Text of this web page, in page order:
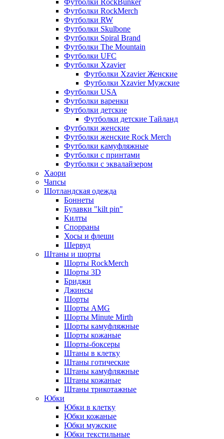
Футболки RockMerch
Футболки RW
Футболки Skulbone
Футболки Spiral Brand
Футболки The Mountain
Футболки UFC
Футболки Xzavier
Футболки Xzavier Женские
Футболки Xzavier Мужские
Футболки USA
Футболки варенки
Футболки детские
Футболки детские Тайланд
Футболки женские
Футболки женские Rock Merch
Футболки камуфляжные
Футболки с принтами
Футболки с эквалайзером
Хаори
Чапсы
Шотландская одежда
Боннеты
Булавки "kilt pin"
Килты
Спорраны
Хосы и флеши
Шервуд
Штаны и шорты
Шорты RockMerch
Шорты 3D
Бриджи
Джинсы
Шорты
Шорты AMG
Шорты Minute Mirth
Шорты камуфляжные
Шорты кожаные
Шорты-боксеры
Штаны в клетку
Штаны готические
Штаны камуфляжные
Штаны кожаные
Штаны трикотажные
Юбки
Юбки в клетку
Юбки кожаные
Юбки мужские
Юбки текстильные